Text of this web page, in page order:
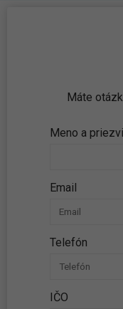
Máte
Meno a
Email
Telefón
IČO